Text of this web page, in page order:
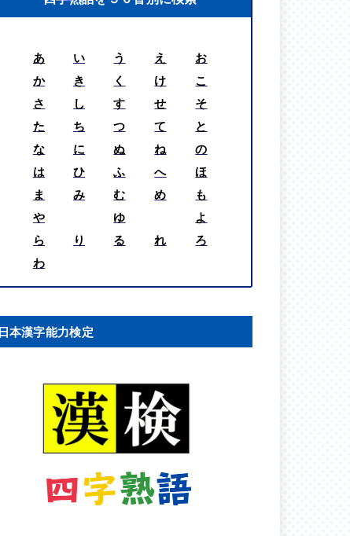
あ い う え
お
か
き く け
こ
さ
し す せ
そ
た
ち つ て
と
な
に ぬ ね
の
は
ひ ふ へ
ほ
ま
み む め
も
や
ゆ
よ
ら
り る れ
ろ
わ
日本漢字能力検定